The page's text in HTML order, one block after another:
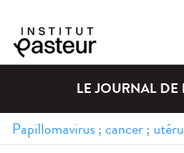
LE JOURNAL DE